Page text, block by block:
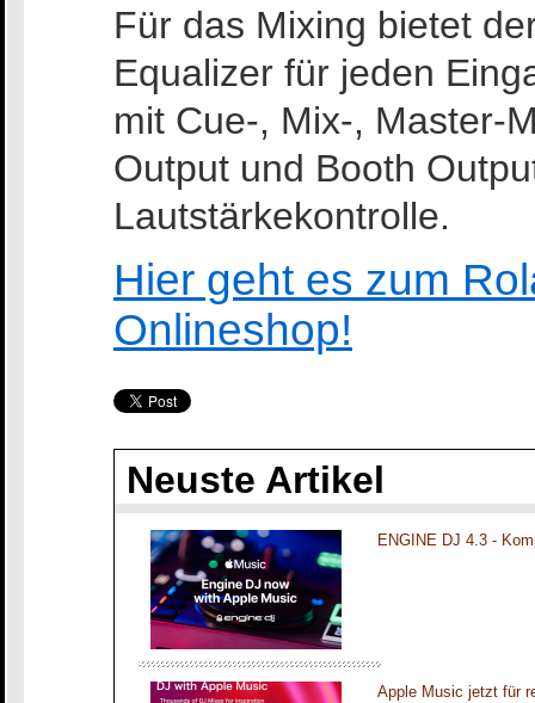
Für das Mixing bietet
Equalizer für jeden
mit Cue-, Mix-, Master-
Output und Booth
Lautstärkekontrolle.
Hier geht es zum
Onlineshop!
Neuste Artikel
ENGINE DJ 4.3 -
Apple Music jetzt für